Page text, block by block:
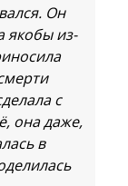
Он
якобы из-
с
она даже,
в